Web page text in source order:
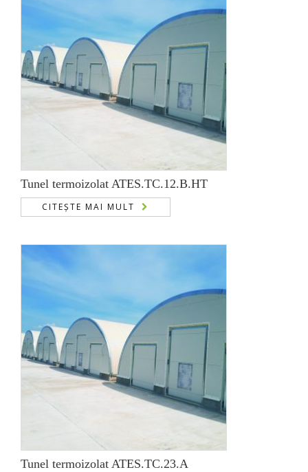
Tunel termoizolat ATES.TC.12.B.HT
CITEȘTE MAI MULT
Tunel termoizolat ATES.TC.23.A